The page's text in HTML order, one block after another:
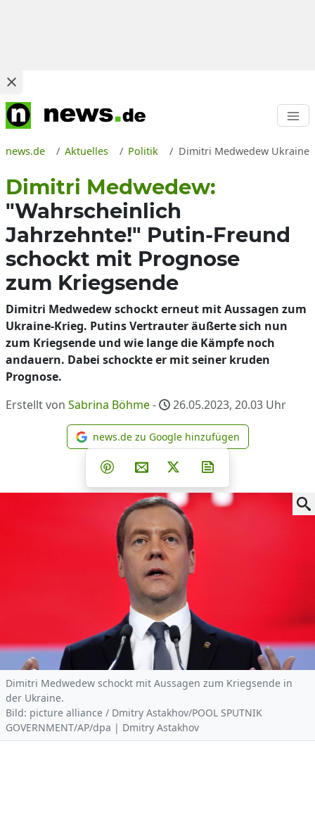
news.de Aktuelles Politik Dimitri Medwedew
Dimitri Medwedew:
"Wahrscheinlich
Jahrzehnte!" Putin-Freund
schockt mit Prognose
zum Kriegsende
Dimitri Medwedew schockt erneut mit Aussagen zum
Ukraine-Krieg. Putins Vertrauter äußerte sich nun
zum Kriegsende und wie lange die Kämpfe noch
andauern. Dabei schockte er mit seiner kruden
Prognose.
Erstellt von Sabrina Böhme- 26.05.2023, 20.03 Uhr
news.de zu Google
news.de zu Google hinzufügen
Teilen auf Facebook
Teilen auf Whatsapp
Teilen auf Telegram
Teilen auf Pinterest
Per E-Mail teilen
Post auf X
Dimitri Medwedew schockt mit Aussagen zum Kriegsende in
der Ukraine.
Bild: picture alliance / Dmitry Astakhov/POOL SPUTNIK
GOVERNMENT/AP/dpa | Dmitry Astakhov